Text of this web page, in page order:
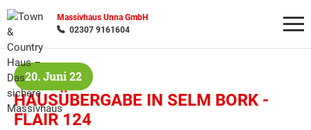
Massivhaus Unna GmbH
02307 9161604
20. Juni 22
HAUSÜBERGABE IN SELM BORK -
FLAIR 124
Wonach möchten Sie suchen?